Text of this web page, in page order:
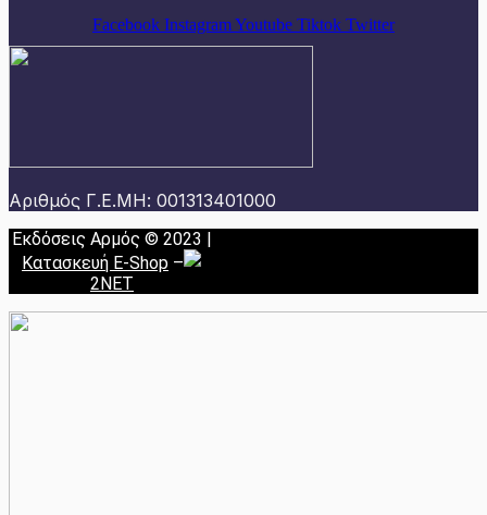
Facebook InstagramYoutube Tiktok Twitter
Αριθμός Γ.Ε.ΜΗ: 001313401000
Εκδόσεις Αρμός © 2023 |
Κατασκευή E-Shop –
2NET